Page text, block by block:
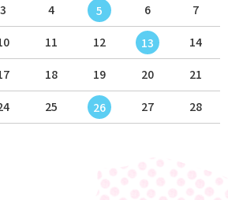
3 4 5 6 7
11 12 13 14
18 19 20 21
25 26 27 28